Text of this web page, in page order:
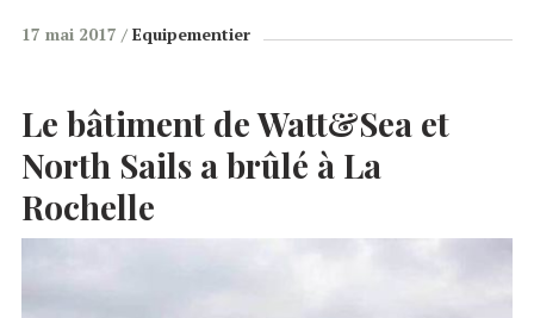
17 mai 2017 Equipementier
Le bâtiment de Watt&Sea et
North Sails a brûlé à La
Rochelle